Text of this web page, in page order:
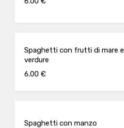
Spaghetti con frutti di mare e
verdure
6.00 €
Spaghetti con manzo